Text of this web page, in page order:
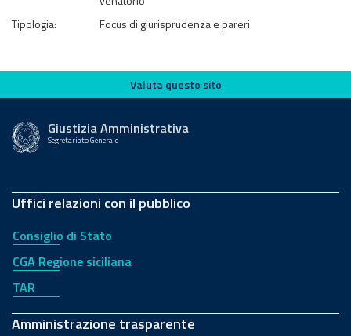
Tipologia:
Focus di giurisprudenza e pareri
Valuta questo sito
Valuta questo sito
Giustizia Amministrativa
Segretariato Generale
Uffici relazioni con il pubblico
Consiglio di Stato
CGA Regione siciliana
TAR
Amministrazione trasparente